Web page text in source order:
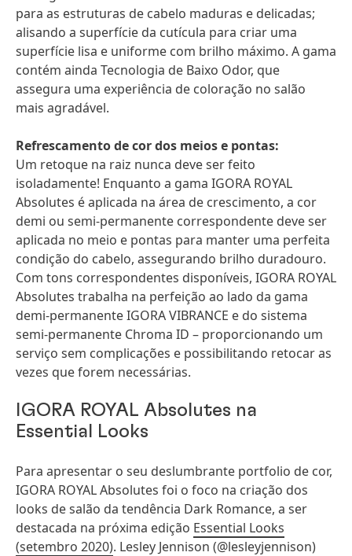
para as estruturas de cabelo maduras e delicadas;
alisando a superfície da cutícula para criar uma
superfície lisa e uniforme com brilho máximo. A gama
contém ainda Tecnologia de Baixo Odor, que
assegura uma experiência de coloração no salão
mais agradável.
Refrescamento de cor dos meios e pontas:
Um retoque na raiz nunca deve ser feito
isoladamente! Enquanto a gama IGORA ROYAL
Absolutes é aplicada na área de crescimento, a cor
demi ou semi-permanente correspondente deve ser
aplicada no meio e pontas para manter uma perfeita
condição do cabelo, assegurando brilho duradouro.
Com tons correspondentes disponíveis, IGORA ROYAL
Absolutes trabalha na perfeição ao lado da gama
demi-permanente IGORA VIBRANCE e do sistema
semi-permanente Chroma ID – proporcionando um
serviço sem complicações e possibilitando retocar as
vezes que forem necessárias.
IGORA ROYAL Absolutes na
Essential Looks
Para apresentar o seu deslumbrante portfolio de cor,
IGORA ROYAL Absolutes foi o foco na criação dos
looks de salão da tendência Dark Romance, a ser
destacada na próxima edição Essential Looks
(setembro 2020). Lesley Jennison (@lesleyjennison)